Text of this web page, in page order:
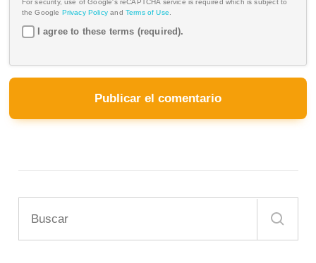
For security, use of Google's reCAPTCHA service is required which is subject to
the Google Privacy Policy and Terms of Use
I agree to these terms (required).